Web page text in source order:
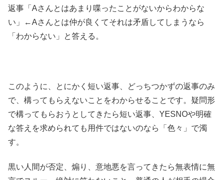
返事「Aさんとはあまり喋ったことがないからわからな
い」←Aさんとは仲が良くてそれは矛盾してしまうなら
「わからない」と答える。
このように、とにかく短い返事、どっちつかずの返事のみ
で、構ってもらえないことをわからせることです。疑問形
で構ってもらおうとしてきたら短い返事、YESNOや明確
な答えを求められても用件ではないのなら「色々」で濁
す。
黒い人間が否定、煽り、意地悪を言ってきたら無表情に無